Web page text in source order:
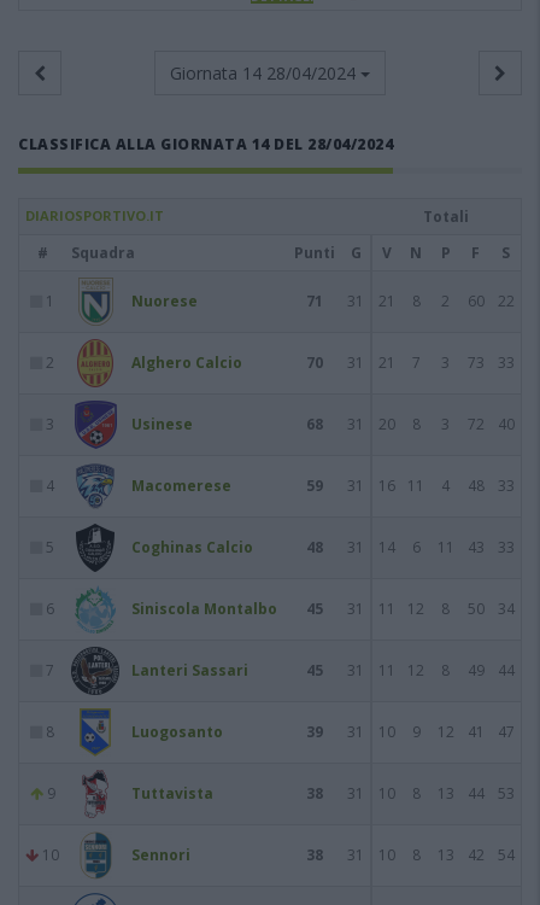
Giornata 14 28/04/2024
CLASSIFICA ALLA GIORNATA 14 DEL 28/04/2024
DIARIOSPORTIVO.IT
Totali
#
Squadra Punti G V N P F S
1 Nuorese 71 31 21 8 2 60 22
2 Alghero Calcio 70 31 21 7 3 73 33
3 Usinese 68 31 20 8 3 72 40
4 Macomerese 59 31 16 11 4 48 33
5 Coghinas Calcio 48 31 14 6 11 43 33
6 Siniscola Montalbo 45 31 11 12 8 50 34
7 Lanteri Sassari 45 31 11 12 8 49 44
8 Luogosanto 39 31 10 9 12 41 47
9 Tuttavista 38 31 10 8 13 44 53
10 Sennori 38 31 10 8 13 42 54